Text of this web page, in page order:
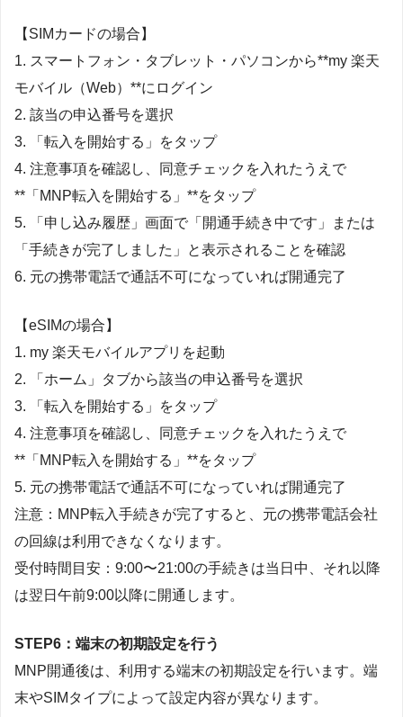
【SIMカードの場合】
1. スマートフォン・タブレット・パソコンから**my 楽天
モバイル（Web）**にログイン
2. 該当の申込番号を選択
3. 「転入を開始する」をタップ
4. 注意事項を確認し、同意チェックを入れたうえで
**「MNP転入を開始する」**をタップ
5. 「申し込み履歴」画面で「開通手続き中です」または
「手続きが完了しました」と表示されることを確認
6. 元の携帯電話で通話不可になっていれば開通完了
【eSIMの場合】
1. my 楽天モバイルアプリを起動
2. 「ホーム」タブから該当の申込番号を選択
3. 「転入を開始する」をタップ
4. 注意事項を確認し、同意チェックを入れたうえで
**「MNP転入を開始する」**をタップ
5. 元の携帯電話で通話不可になっていれば開通完了
注意：MNP転入手続きが完了すると、元の携帯電話会社
の回線は利用できなくなります。
受付時間目安：9:00〜21:00の手続きは当日中、それ以降
は翌日午前9:00以降に開通します。
STEP6：端末の初期設定を行う
MNP開通後は、利用する端末の初期設定を行います。端
末やSIMタイプによって設定内容が異なります。